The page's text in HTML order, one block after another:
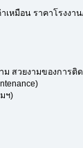
หมือน ราคาโรงง
สวยงามของการติ
ฯ)